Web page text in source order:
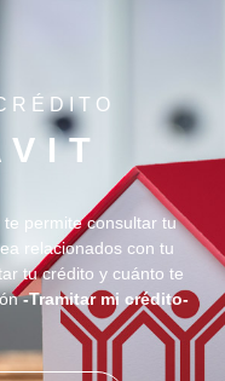
te permite consultar tu
relacionados con tu
tu crédito y cuánto te
-Tramitar mi crédito-